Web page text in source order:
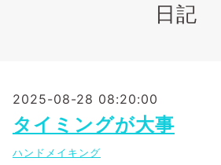
日記
2025-08-28 08:20:00
タイミングが大事
ハンドメイキング